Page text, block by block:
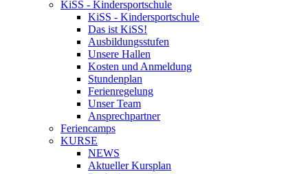
KiSS - Kindersportschule
KiSS - Kindersportschule
Das ist KiSS!
Ausbildungsstufen
Unsere Hallen
Kosten und Anmeldung
Stundenplan
Ferienregelung
Unser Team
Ansprechpartner
Feriencamps
KURSE
NEWS
Aktueller Kursplan